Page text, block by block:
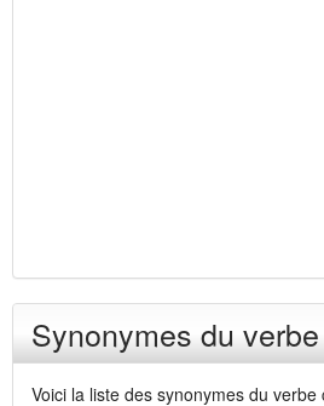
Synonymes du
Voici la liste des synonymes du verbe